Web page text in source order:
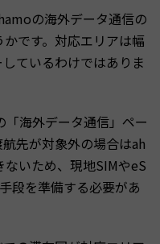
の海外データ通信の
です。対応エリアは幅
ているわけではありま
海外データ通信」ペー
先が対象外の場合はah
いため、現地SIMやeS
段を準備する必要があ